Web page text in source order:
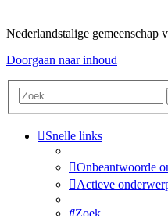
Nederlandstalige
Doorgaan naar inhoud
Snelle links
Onbeantwoorde
Actieve
Zoek